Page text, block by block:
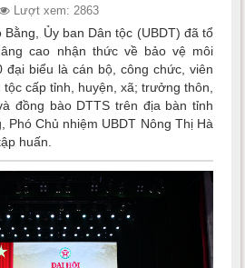
Lượt xem: 2863
Bằng, Ủy ban Dân tộc (UBDT) đã tổ
cao nhận thức về bảo vệ môi
đại biểu là cán bộ, công chức, viên
cấp tỉnh, huyện, xã; trưởng thôn,
đồng bào DTTS trên địa bàn tỉnh
Phó Chủ nhiệm UBDT Nông Thị Hà
huấn.